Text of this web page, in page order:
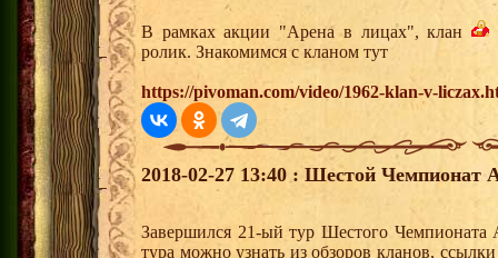
В рамках акции "Арена в лицах", клан
ролик. Знакомимся с кланом тут
https://pivoman.com/video/1962-klan-v-
2018-02-27 13:40 : Шестой Чемпионат
Завершился 21-ый тур Шестого
тура можно узнать из обзоров кланов,